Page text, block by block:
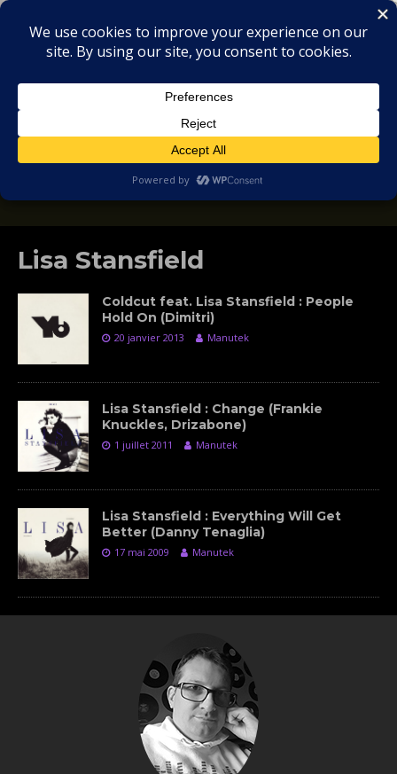
MIX
COLLECTORS
SOULFUL, DEEP HOUSE & GARAGE - MUSIC
Lisa Stansfield
Coldcut ‎feat. Lisa Stansfield : People
Hold On (Dimitri)
20 janvier 2013 Manutek
Lisa Stansfield : Change (Frankie
Knuckles, Drizabone)
1 juillet 2011 Manutek
Lisa Stansfield : Everything Will Get
Better (Danny Tenaglia)
17 mai 2009 Manutek